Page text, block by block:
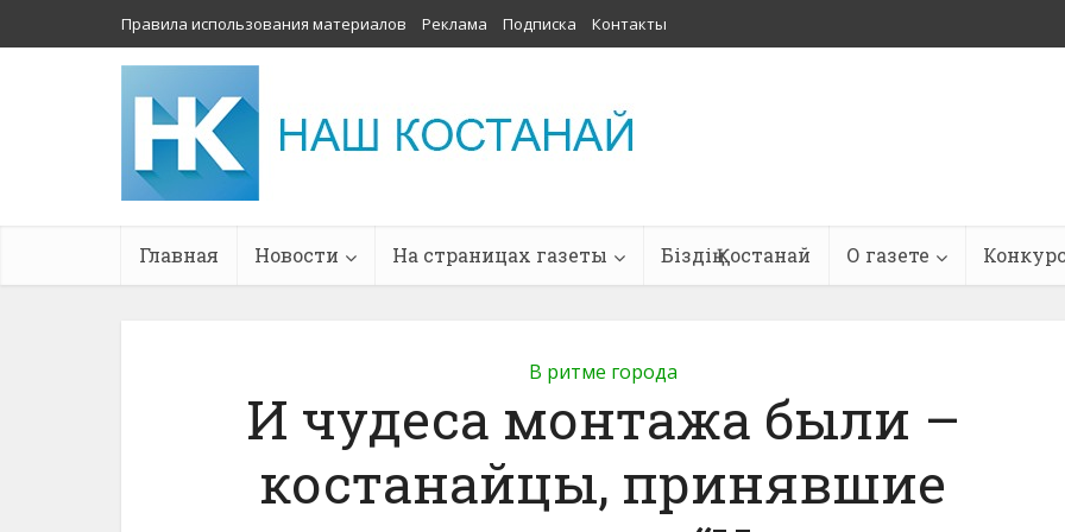
Правила использования материалов Реклама Подписка Контакты
Главная Новости На страницах газеты Біздің Қостанай О газете
В ритме города
И чудеса монтажа были –
костанайцы, принявшие